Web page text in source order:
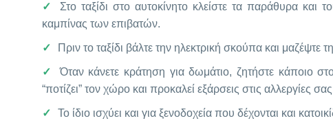
Στο ταξίδι στο αυτοκίνητο κλείστε τα παράθυρα
καμπίνας των επιβατών.
Πριν το ταξίδι βάλτε την ηλεκτρική σκούπα και
Όταν κάνετε κράτηση για δωμάτιο, ζητήστε κάποιο
“ποτίζει” τον χώρο και προκαλεί εξάρσεις στις αλλεργίες
Το ίδιο ισχύει και για ξενοδοχεία που δέχονται και